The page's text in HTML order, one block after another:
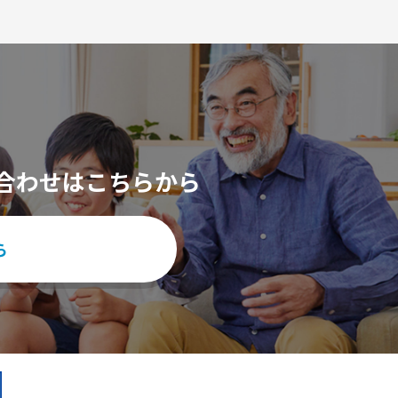
わせはこちらから